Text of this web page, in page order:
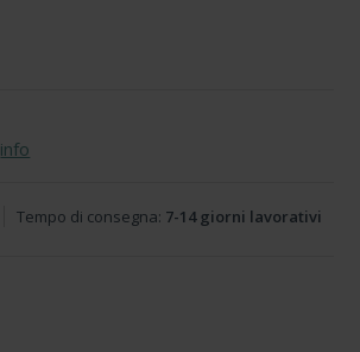
info
Tempo di consegna: 7-14 giorni lavorativi